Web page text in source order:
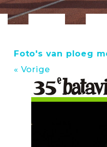
Foto's van ploeg
« Vorige